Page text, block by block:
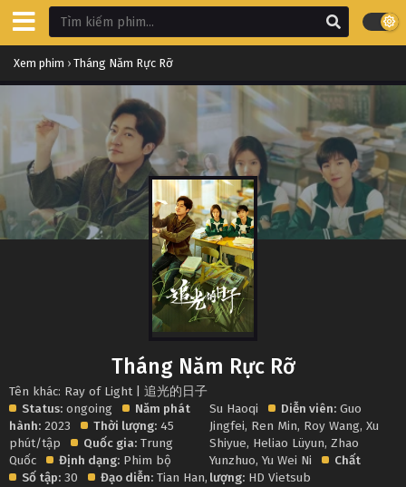
Xem phim › Tháng Năm Rực Rỡ
Tháng Năm Rực Rỡ
Tên khác: Ray of Light | 追光的日子
Status: ongoing
Năm phát
hành: 2023 Thời lượng: 45
phút/tập
Quốc gia: Trung
Quốc
Định dạng: Phim bộ
Số tập: 30 Đạo diễn: Tian Han,
Su Haoqi Diễn viên: Guo
Jingfei, Ren Min, Roy Wang,Xu
Shiyue, Heliao Lüyun,Zhao
Yunzhuo,Yu Wei Ni
Chất
lượng: HD Vietsub